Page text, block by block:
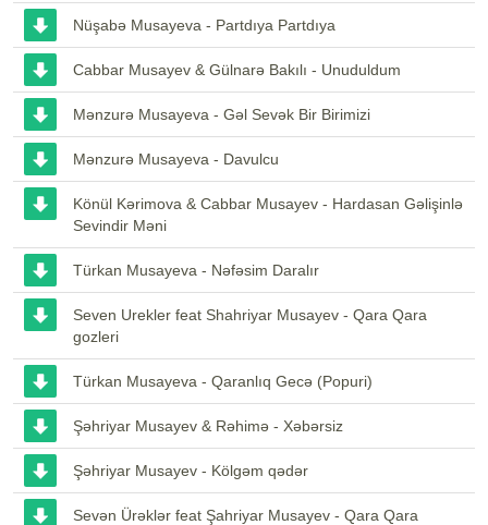
Nüşabə Musayeva - Partdıya Partdıya
Cabbar Musayev & Gülnarə Bakılı - Unuduldum
Mənzurə Musayeva - Gəl Sevək Bir Birimizi
Mənzurə Musayeva - Davulcu
Könül Kərimova & Cabbar Musayev - Hardasan Gəlişinlə
Sevindir Məni
Türkan Musayeva - Nəfəsim Daralır
Seven Urekler feat Shahriyar Musayev - Qara Qara
gozleri
Türkan Musayeva - Qaranlıq Gecə (Popuri)
Şəhriyar Musayev & Rəhimə - Xəbərsiz
Şəhriyar Musayev - Kölgəm qədər
Sevən Ürəklər feat Şahriyar Musayev - Qara Qara